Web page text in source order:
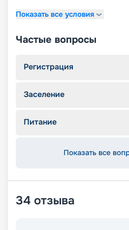
Показать все условия
Частые вопросы
Регистрация
Заселение
Питание
Показать все
34 отзыва